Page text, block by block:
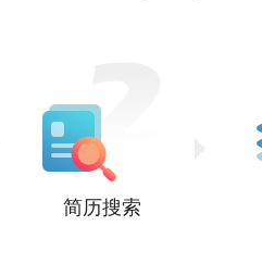
简历搜索